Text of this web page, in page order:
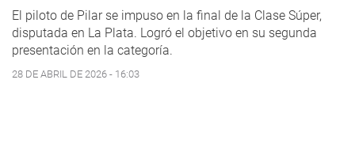
El piloto de Pilar se impuso en la final de la Clase Súper,
disputada en La Plata. Logró el objetivo en su segunda
presentación en la categoría.
28 DE ABRIL DE 2026 - 16:03